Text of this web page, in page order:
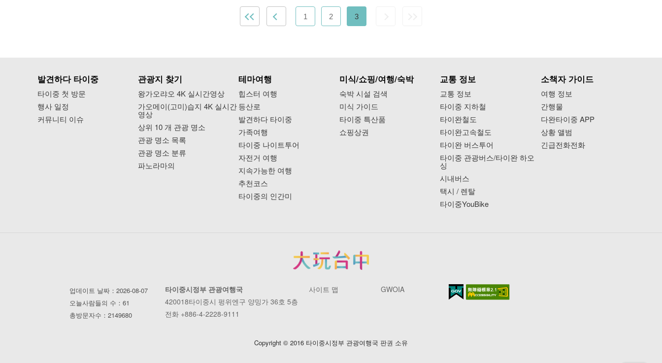
1 2 3
발견하다 타이중
타이중 첫 방문
행사 일정
커뮤니티 이슈
관광지 찾기
왕가오랴오 4K 실시간영상
가오메이(고미)습지 4K 실시간
영상
상위 10 개 관광 명소
관광 명소 목록
관광 명소 분류
파노라마의
테마여행
힙스터 여행
등산로
발견하다 타이중
가족여행
타이중 나이트투어
자전거 여행
지속가능한 여행
추천코스
타이중의 인간미
미식/쇼핑/여행/숙박
숙박 시설 검색
미식 가이드
타이중 특산품
쇼핑상권
교통 정보
교통 정보
타이중 지하철
타이완철도
타이완고속철도
타이완 버스투어
타이중 관광버스/타이완 하오
싱
시내버스
택시 / 렌탈
타이중YouBike
소책자 가이드
여행 정보
간행물
다완타이중 APP
상황 앨범
긴급전화전화
업데이트 날짜：2026-08-07
오늘사람들의 수：61
총방문자수：2149680
타이중시정부 관광여행국
420018타이중시 펑위엔구 양밍가 36호 5층
전화 +886-4-2228-9111
사이트 맵 GWOIA
Copyright © 2016 타이중시정부 관광여행국 판권 소유